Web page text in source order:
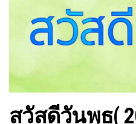
สวัสดีวันพุธ(